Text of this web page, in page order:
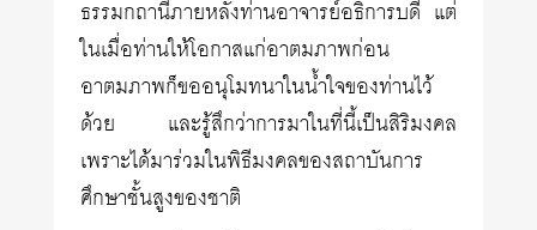
ธรรมกถานี้ภายหลังท่านอาจารย์อธิการบดี แต่
ในเมื่อท่านให้โอกาสแก่อาตมภาพก่อน
อาตมภาพก็ขออนุโมทนาในน้ำใจของท่านไว้
ด้วย และรู้สึกว่าการมาในที่นี้เป็นสิริมงคล
เพราะได้มาร่วมในพิธีมงคลของสถาบันการ
ศึกษาชั้นสูงของชาติ